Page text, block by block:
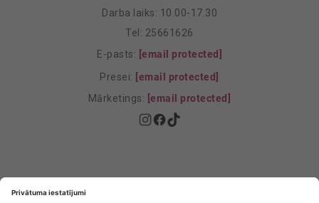
Darba laiks: 10.00-17.30
Tel: 25661626
E-pasts: [email protected]
Presei: [email protected]
Mārketings: [email protected]